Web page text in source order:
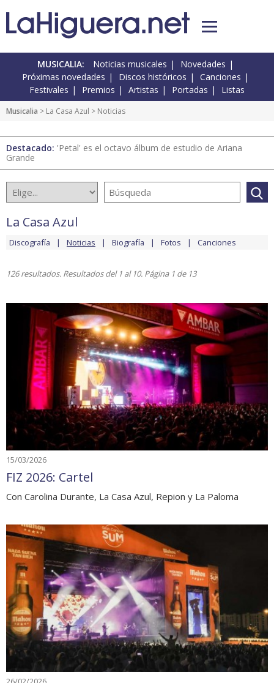
MUSICALIA: Noticias musicales
Novedades
Próximas novedades
Discos históricos
Canciones
Festivales
Premios Artistas Portadas Listas
Musicalia > La Casa Azul > Noticias
Destacado: 'Petal' es el octavo álbum de estudio de Ariana
Grande
La Casa Azul
Discografía Noticias Biografía Fotos Canciones
126 resultados. Resultados del 1 al 10. Página 1 de 13
15/03/2026
FIZ 2026: Cartel
Con Carolina Durante, La Casa Azul, Repion y La Paloma